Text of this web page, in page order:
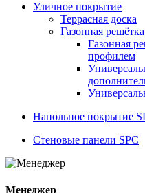
Уличное покрытие
Террасная доска
Газонная решётка
Газонная
профилем
Напольное покрытие
Стеновые панели SPC
Менеджер